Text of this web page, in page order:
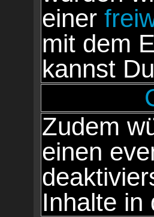
einer
mit dem
kannst
Zudem
einen
Inhalte in